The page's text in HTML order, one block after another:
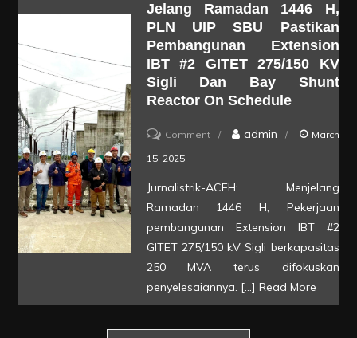
Hadirkan
Sarana
Air
Bagi
Desa
Jelang Ramadan 1446 H,
PLN UIP SBU Pastikan
Pembangunan Extension
IBT #2 GITET 275/150 KV
Sigli Dan Bay Shunt
Reactor On Schedule
Commenton
PLN
UIP
SBU
Pembangunan
admin March
15, 2025
Jurnalistrik-ACEH: Menjelang
Ramadan 1446 H, Pekerjaan
pembangunan Extension IBT #2
GITET 275/150 kV Sigli berkapasitas
250 MVA terus difokuskan
penyelesaiannya. […] Read More